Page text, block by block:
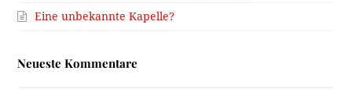
Eine unbekannte Kapelle?
Neueste Kommentare